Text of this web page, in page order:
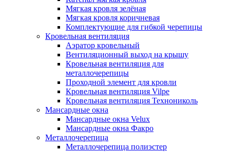
Мягкая кровля зелёная
Мягкая кровля коричневая
Комплектующие для гибкой черепицы
Кровельная вентиляция
Аэратор кровельный
Вентиляционный выход на крышу
Кровельная вентиляция для
металлочерепицы
Проходной элемент для кровли
Кровельная вентиляция Vilpe
Кровельная вентиляция Технониколь
Мансардные окна
Мансардные окна Velux
Мансардные окна Факро
Металлочерепица
Металлочерепица полиэстер